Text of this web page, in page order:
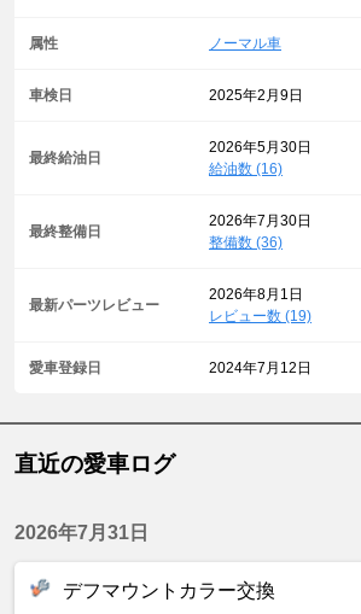
属性 ノーマル車
車検日 2025年2月9日
最終給油日
2026年5月30日
給油数 (16)
最終整備日
2026年7月30日
整備数 (36)
最新パーツレビュー
2026年8月1日
レビュー数 (19)
愛車登録日 2024年7月12日
直近の愛車ログ
2026年7月31日
デフマウントカラー交換